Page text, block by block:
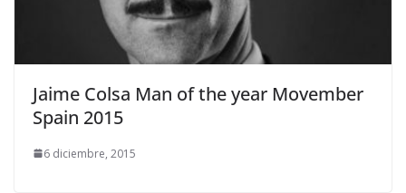
Jaime Colsa Man of the year Movember
Spain 2015
6 diciembre, 2015